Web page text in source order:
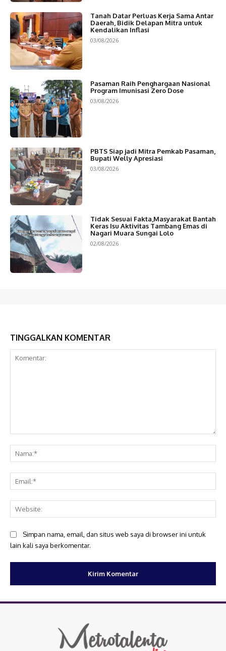
Tanah Datar Perluas Kerja Sama Antar
Daerah, Bidik Delapan Mitra untuk
Kendalikan Inflasi
03/08/2026
Pasaman Raih Penghargaan Nasional
Program Imunisasi Zero Dose
03/08/2026
PBTS Siap jadi Mitra Pemkab Pasaman,
Bupati Welly Apresiasi
03/08/2026
Tidak Sesuai Fakta,Masyarakat Bantah
Keras Isu Aktivitas Tambang Emas di
Nagari Muara Sungai Lolo
02/08/2026
TINGGALKAN KOMENTAR
Simpan nama, email, dan situs web saya di browser ini untuk
lain kali saya berkomentar.